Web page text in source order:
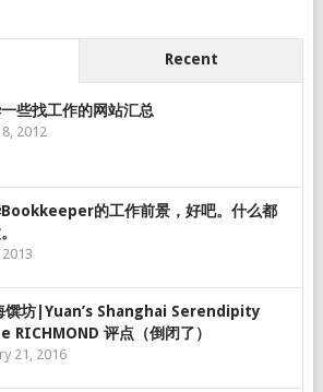
Recent
些找工作的网站汇总
2012
的工作前景，好吧。什么都
馔坊|Yuan’s Shanghai Serendipity
RICHMOND 评点（倒闭了）
21, 2016